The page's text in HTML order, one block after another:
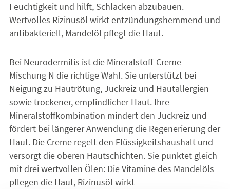
Feuchtigkeit und hilft, Schlacken abzubauen.
Wertvolles Rizinusöl wirkt entzündungshemmend und
antibakteriell, Mandelöl pflegt die Haut.
Bei Neurodermitis ist die Mineralstoff-Creme-
Mischung N die richtige Wahl. Sie unterstützt bei
Neigung zu Hautrötung, Juckreiz und Hautallergien
sowie trockener, empfindlicher Haut. Ihre
Mineralstoffkombination mindert den Juckreiz und
fördert bei längerer Anwendung die Regenerierung der
Haut. Die Creme regelt den Flüssigkeitshaushalt und
versorgt die oberen Hautschichten. Sie punktet gleich
mit drei wertvollen Ölen: Die Vitamine des Mandelöls
pflegen die Haut, Rizinusöl wirkt